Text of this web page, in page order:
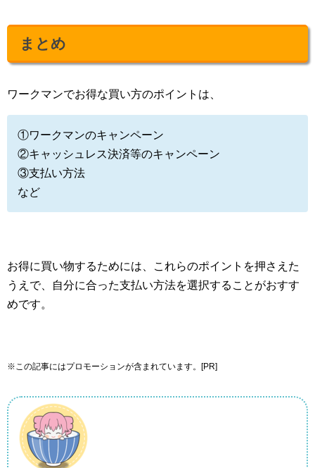
まとめ
ワークマンでお得な買い方のポイントは、
①ワークマンのキャンペーン
②キャッシュレス決済等のキャンペーン
③支払い方法
など
お得に買い物するためには、これらのポイントを押さえた
うえで、自分に合った支払い方法を選択することがおすす
めです。
※この記事にはプロモーションが含まれています。[PR]